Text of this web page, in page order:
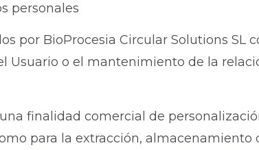
personales
por BioProcesia Circular Solutions
Usuario o el mantenimiento de la
finalidad comercial de
para la extracción,